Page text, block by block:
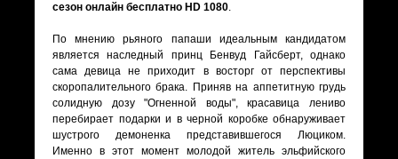
сезон онлайн бесплатно HD 1080.
По мнению рьяного папаши идеальным кандидатом
является наследный принц Бенвуд Гайсберт, однако
сама девица не приходит в восторг от перспективы
скоропалительного брака. Приняв на аппетитную грудь
солидную дозу "Огненной воды", красавица лениво
перебирает подарки и в черной коробке обнаруживает
шустрого демоненка представившегося Люциком.
Именно в этот момент молодой житель эльфийского